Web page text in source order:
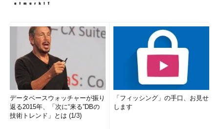
データベースウォッチャーが振り
返る2015年、「次に“来る”DBの
技術トレンド」とは (1/3)
「フィッシング」の手口、お見せ
します